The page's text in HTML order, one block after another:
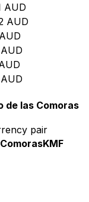
AUD
AUD
AUD
AUD
AUD
de las Comoras
pair
KMF